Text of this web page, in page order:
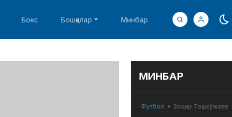
Бокс Бошқалар Минбар
МИНБАР
Футбол Зоҳир Тошхўжаев